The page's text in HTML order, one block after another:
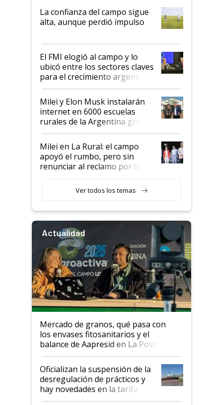
plata a un hijo para droga":
Juan Félix Rossetti, el libertario
que de una dura crisis salió
de Milei
La confianza del campo sigue
alta, aunque perdió impulso
El FMI elogió al campo y lo
ubicó entre los sectores claves
para el crecimiento argentino
Milei y Elon Musk instalarán
internet en 6000 escuelas
rurales de la Argentina gracias
a un acuerdo con Starlink
Milei en La Rural: el campo
apoyó el rumbo, pero sin
renunciar al reclamo por las
Ver todos los temas
Actualidad
Mercado de granos, qué pasa con
los envases fitosanitarios y el
balance de Aapresid en La Posta
Oficializan la suspensión de la
desregulación de prácticos y
hay novedades en la tarifa de
la hidrovía